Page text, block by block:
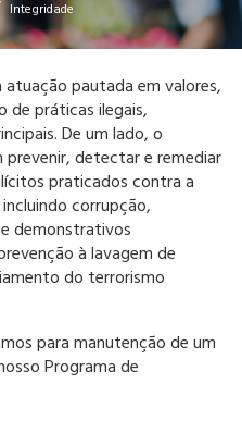
Integridade
pautada em valores,
de práticas ilegais,
De um lado, o
detectar e remediar
praticados contra a
corrupção,
demonstrativos
à lavagem de
do terrorismo
para manutenção de um
Programa de